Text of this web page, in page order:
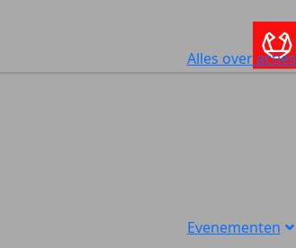
Alles over acties
Evenementen